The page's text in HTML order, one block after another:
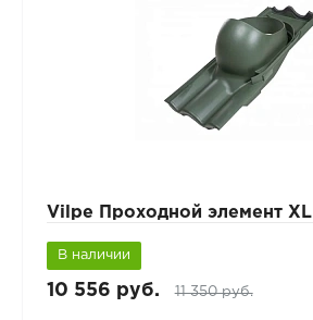
Vilpe Проходной элемент
В наличии
10 556 руб. 11 350 руб.